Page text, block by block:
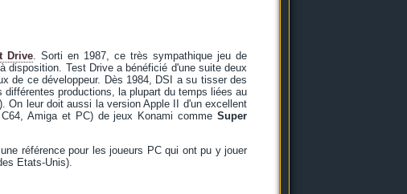
Drive. Sorti en 1987, ce très sympathique jeu de
disposition. Test Drive a bénéficié d'une suite deux
de ce développeur. Dès 1984, DSI a su tisser des
productions, la plupart du temps liées au
On leur doit aussi la version Apple II d'un excellent
Amiga et PC) de jeux Konami commeSuper
référence pour les joueurs PC qui ont pu y jouer
Etats-Unis).